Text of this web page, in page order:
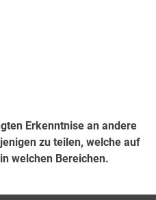
Erkenntnise an andere
zu teilen, welche auf
welchen Bereichen.